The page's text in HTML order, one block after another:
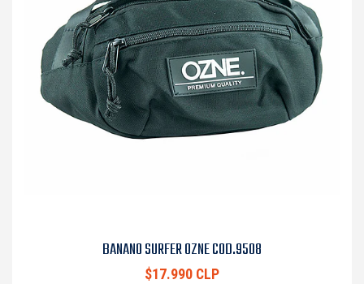
BANANO SURFER OZNE COD.9508
$17.990 CLP